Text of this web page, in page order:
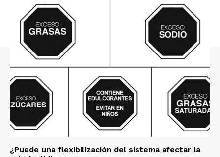
¿Puede una flexibilización del sistema afectar la